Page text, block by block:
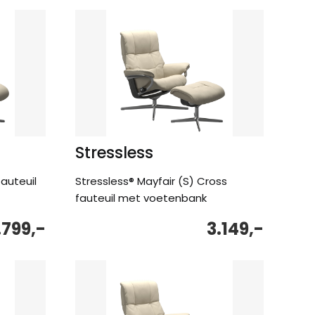
Stressless
Stressless® Mayfair (S) Cross
fauteuil met voetenbank
3.149,-